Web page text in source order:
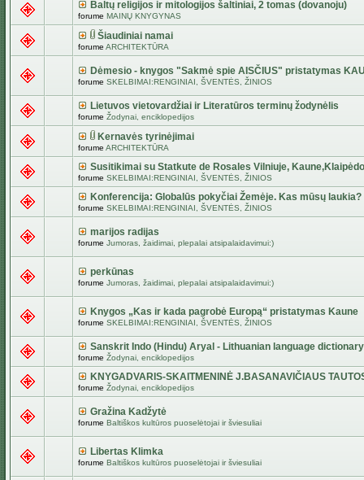
Baltų religijos ir mitologijos šaltiniai, 2 tomas (dovanoju)
forume MAINŲ KNYGYNAS
Šiaudiniai namai
forume ARCHITEKTŪRA
Dėmesio - knygos "Sakmė spie AISČIUS" pristatymas
forume SKELBIMAI:RENGINIAI, ŠVENTĖS, ŽINIOS
Lietuvos vietovardžiai ir Literatūros terminų žodynėlis
forume Žodynai, enciklopedijos
Kernavės tyrinėjimai
forume ARCHITEKTŪRA
Susitikimai su Statkute de Rosales Vilniuje,
forume SKELBIMAI:RENGINIAI, ŠVENTĖS, ŽINIOS
Konferencija: Globalūs pokyčiai Žemėje. Kas mūsų laukia?
forume SKELBIMAI:RENGINIAI, ŠVENTĖS, ŽINIOS
marijos radijas
forume Jumoras, žaidimai, plepalai atsipalaidavimui:)
perkūnas
forume Jumoras, žaidimai, plepalai atsipalaidavimui:)
Knygos „Kas ir kada pagrobė Europą“ pristatymas Kaune
forume SKELBIMAI:RENGINIAI, ŠVENTĖS, ŽINIOS
Sanskrit Indo (Hindu) Aryal - Lithuanian language dictionary
forume Žodynai, enciklopedijos
KNYGADVARIS-SKAITMENINĖ J.BASANAVIČIAUS
forume Žodynai, enciklopedijos
Gražina Kadžytė
forume Baltiškos kultūros puoselėtojai ir šviesuliai
Libertas Klimka
forume Baltiškos kultūros puoselėtojai ir šviesuliai